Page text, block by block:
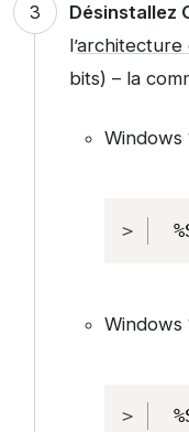
Désinstallez
l’architecture
bits) – la
Windows
Windows